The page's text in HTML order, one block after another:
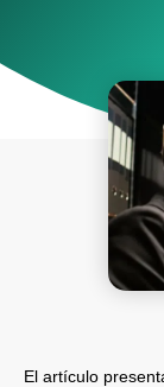
El artículo